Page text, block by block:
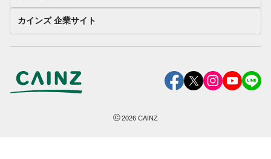
カインズ 企業サイト
©2026 CAINZ